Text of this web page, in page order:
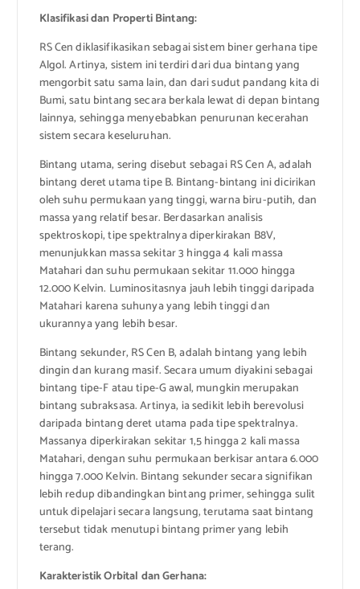
Klasifikasi dan Properti Bintang:
RS Cen diklasifikasikan sebagai sistem biner gerhana tipe
Algol. Artinya, sistem ini terdiri dari dua bintang yang
mengorbit satu sama lain, dan dari sudut pandang kita di
Bumi, satu bintang secara berkala lewat di depan bintang
lainnya, sehingga menyebabkan penurunan kecerahan
sistem secara keseluruhan.
Bintang utama, sering disebut sebagai RS Cen A, adalah
bintang deret utama tipe B. Bintang-bintang ini dicirikan
oleh suhu permukaan yang tinggi, warna biru-putih, dan
massa yang relatif besar. Berdasarkan analisis
spektroskopi, tipe spektralnya diperkirakan B8V,
menunjukkan massa sekitar 3 hingga 4 kali massa
Matahari dan suhu permukaan sekitar 11.000 hingga
12.000 Kelvin. Luminositasnya jauh lebih tinggi daripada
Matahari karena suhunya yang lebih tinggi dan
ukurannya yang lebih besar.
Bintang sekunder, RS Cen B, adalah bintang yang lebih
dingin dan kurang masif. Secara umum diyakini sebagai
bintang tipe-F atau tipe-G awal, mungkin merupakan
bintang subraksasa. Artinya, ia sedikit lebih berevolusi
daripada bintang deret utama pada tipe spektralnya.
Massanya diperkirakan sekitar 1,5 hingga 2 kali massa
Matahari, dengan suhu permukaan berkisar antara 6.000
hingga 7.000 Kelvin. Bintang sekunder secara signifikan
lebih redup dibandingkan bintang primer, sehingga sulit
untuk dipelajari secara langsung, terutama saat bintang
tersebut tidak menutupi bintang primer yang lebih
terang.
Karakteristik Orbital dan Gerhana: